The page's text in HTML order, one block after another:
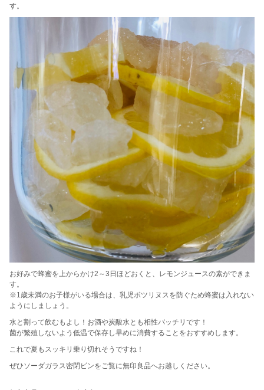
す。
お好みで蜂蜜を上からかけ2～3日ほどおくと、レモンジュースの素ができま
す。
※1歳未満のお子様がいる場合は、乳児ボツリヌスを防ぐため蜂蜜は入れない
ようにしましょう。
水と割って飲むもよし！お酒や炭酸水とも相性バッチリです！
菌が繁殖しないよう低温で保存し早めに消費することをおすすめします。
これで夏もスッキリ乗り切れそうですね！
ぜひソーダガラス密閉ビンをご覧に無印良品へお越しください。